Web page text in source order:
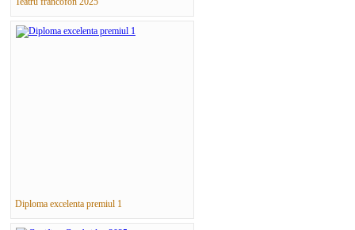
Diploma excelenta premiul 1